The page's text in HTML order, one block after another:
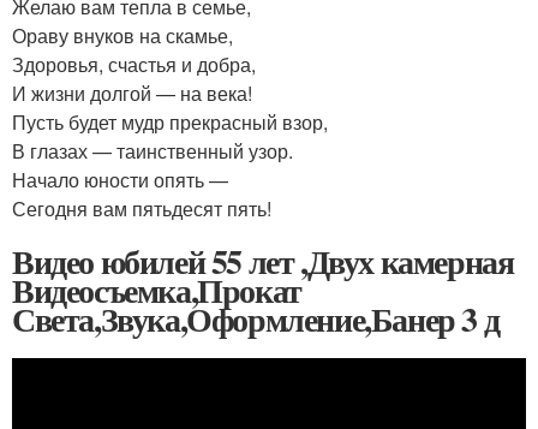
Желаю вам тепла в семье,
Ораву внуков на скамье,
Здоровья, счастья и добра,
И жизни долгой — на века!
Пусть будет мудр прекрасный взор,
В глазах — таинственный узор.
Начало юности опять —
Сегодня вам пятьдесят пять!
Видео юбилей 55 лет ,Двух камерная
Видеосъемка,Прокат
Света,Звука,Оформление,Банер 3 д